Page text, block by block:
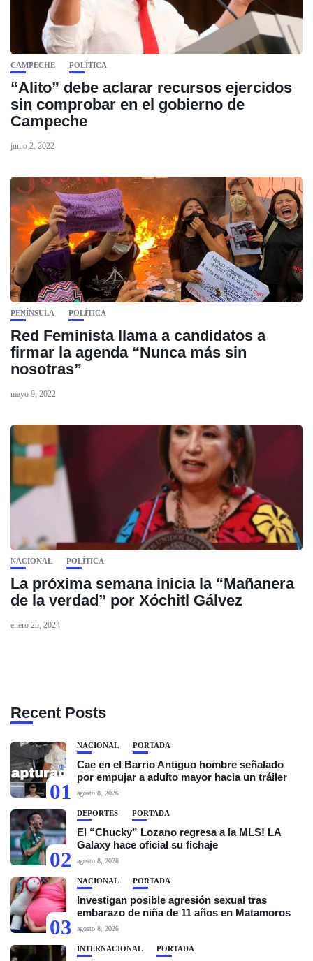
CAMPECHE POLÍTICA
“Alito” debe aclarar recursos ejercidos
sin comprobar en el gobierno de
Campeche
junio 2, 2022
PENÍNSULA POLÍTICA
Red Feminista llama a candidatos a
firmar la agenda “Nunca más sin
nosotras”
mayo 9, 2022
NACIONAL POLÍTICA
La próxima semana inicia la “Mañanera
de la verdad” por Xóchitl Gálvez
enero 25, 2024
Recent Posts
01
NACIONAL PORTADA
Cae en el Barrio Antiguo hombre señalado
por empujar a adulto mayor hacia un tráiler
agosto 8, 2026
02
DEPORTES PORTADA
El “Chucky” Lozano regresa a la MLS! LA
Galaxy hace oficial su fichaje
agosto 8, 2026
03
NACIONAL PORTADA
Investigan posible agresión sexual tras
embarazo de niña de 11 años en Matamoros
agosto 8, 2026
INTERNACIONAL PORTADA